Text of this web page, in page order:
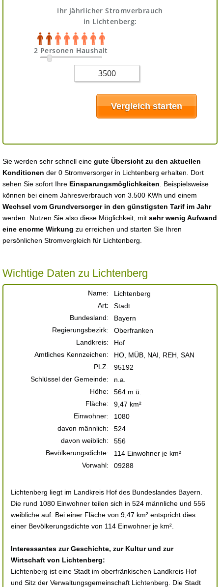
Ihr jährlicher Stromverbrauch
in Lichtenberg:
2 Personen Haushalt
Sie werden sehr schnell eine gute Übersicht zu den aktuellen
Konditionen der 0 Stromversorger in Lichtenberg erhalten. Dort
sehen Sie sofort Ihre Einsparungsmöglichkeiten . Beispielsweise
können bei einem Jahresverbrauch von 3.500 KWh und einem
Wechsel vom Grundversorger in den günstigsten Tarif im Jahr
werden. Nutzen Sie also diese Möglichkeit, mit sehr wenig Aufwand
eine enorme Wirkung zu erreichen und starten Sie Ihren
persönlichen Stromvergleich für Lichtenberg.
Wichtige Daten zu Lichtenberg
Name:
Lichtenberg
Art:
Stadt
Bundesland:
Bayern
Regierungsbezirk:
Oberfranken
Landkreis:
Hof
Amtliches Kennzeichen:
HO, MÜB, NAI, REH, SAN
PLZ:
95192
Schlüssel der Gemeinde:
n.a.
Höhe:
564 m ü.
Fläche:
9,47 km²
Einwohner:
1080
davon männlich:
524
davon weiblich:
556
Bevölkerungsdichte:
114 Einwohner je km²
Vorwahl:
09288
Lichtenberg liegt im Landkreis Hof des Bundeslandes Bayern.
Die rund 1080 Einwohner teilen sich in 524 männliche und 556
weibliche auf. Bei einer Fläche von 9,47 km² entspricht dies
einer Bevölkerungsdichte von 114 Einwohner je km².
Interessantes zur Geschichte, zur Kultur und zur
Wirtschaft von Lichtenberg:
Lichtenberg ist eine Stadt im oberfränkischen Landkreis Hof
und Sitz der Verwaltungsgemeinschaft Lichtenberg. Die Stadt